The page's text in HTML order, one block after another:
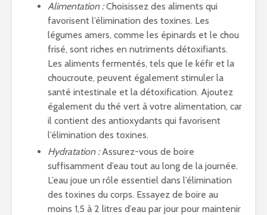
Alimentation :Choisissez des aliments qui
favorisent l’élimination des toxines. Les
légumes amers, comme les épinards et le chou
frisé, sont riches en nutriments détoxifiants.
Les aliments fermentés, tels que le kéfir et la
choucroute, peuvent également stimuler la
santé intestinale et la détoxification. Ajoutez
également du thé vert à votre alimentation, car
il contient des antioxydants qui favorisent
l’élimination des toxines.
Hydratation :Assurez-vous de boire
suffisamment d’eau tout au long de la journée.
L’eau joue un rôle essentiel dans l’élimination
des toxines du corps. Essayez de boire au
moins 1,5 à 2 litres d’eau par jour pour maintenir